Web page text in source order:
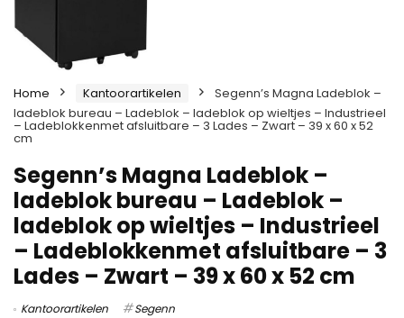
Home Kantoorartikelen
Segenn’s Magna Ladeblok –
ladeblok bureau – Ladeblok – ladeblok op wieltjes – Industrieel
– Ladeblokkenmet afsluitbare – 3 Lades – Zwart – 39 x 60 x 52
cm
Segenn’s Magna Ladeblok –
ladeblok bureau – Ladeblok –
ladeblok op wieltjes – Industrieel
– Ladeblokkenmet afsluitbare – 3
Lades – Zwart – 39 x 60 x 52 cm
Kantoorartikelen Segenn